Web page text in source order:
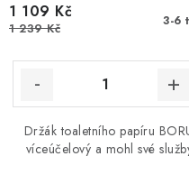
3-6
1 109 Kč
1 239 Kč
Držák toaletního papíru
víceúčelový a mohl své